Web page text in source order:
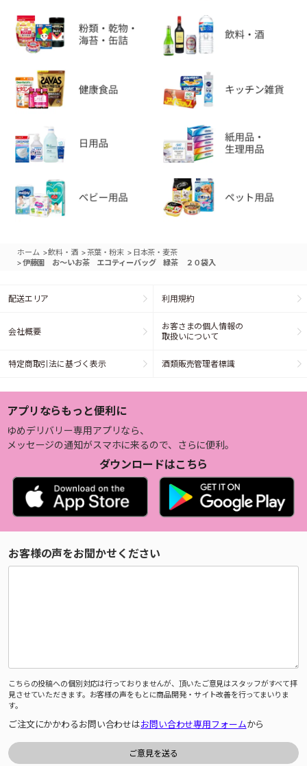
ホーム >飲料・酒 >茶葉・粉末 > 日本茶・麦茶
>伊藤園 お～いお茶 エコティーバッグ 緑茶 ２０袋入
配送エリア 利用規約
会社概要
お客さまの個人情報の
取扱いについて
特定商取引法に基づく表示 酒類販売管理者標識
アプリならもっと便利に
ゆめデリバリー専用アプリなら、
メッセージの通知がスマホに来るので、さらに便利。
ダウンロードはこちら
お客様の声をお聞かせください
こちらの投稿への個別対応は行っておりませんが、頂いたご意見はスタッフがすべて拝
見させていただきます。お客様の声をもとに商品開発・サイト改善を行ってまいりま
す。
ご注文にかかわるお問い合わせはお問い合わせ専用フォームから